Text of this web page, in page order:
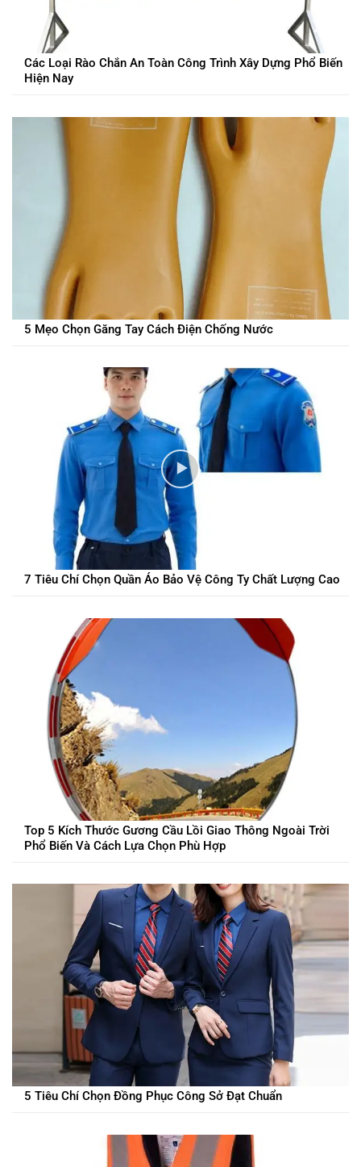
Các Loại Rào Chắn An Toàn Công Trình Xây Dựng Phổ Biến
Hiện Nay
5 Mẹo Chọn Găng Tay Cách Điện Chống Nước
7 Tiêu Chí Chọn Quần Áo Bảo Vệ Công Ty Chất Lượng Cao
Top 5 Kích Thước Gương Cầu Lồi Giao Thông Ngoài Trời
Phổ Biến Và Cách Lựa Chọn Phù Hợp
5 Tiêu Chí Chọn Đồng Phục Công Sở Đạt Chuẩn